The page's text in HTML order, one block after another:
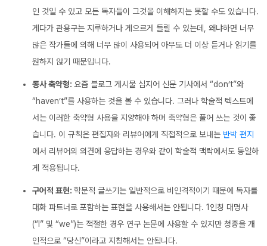
인 것일 수 있고 모든 독자들이 그것을 이해하지는 못할 수도 있습니다.
게다가 관용구는 지루하거나 게으르게 들릴 수 있는데, 왜냐하면 너무
많은 작가들에 의해 너무 많이 사용되어 아무도 더 이상 듣거나 읽기를
원하지 않기 때문입니다.
동사 축약형: 요즘 블로그 게시물 심지어 신문 기사에서 “don’t”와
“haven’t”를 사용하는 것을 볼 수 있습니다. 그러나 학술적 텍스트에
서는 이러한 축약형 사용을 지양해야 하며 축약형은 풀어 쓰는 것이 좋
습니다. 이 규칙은 편집자와 리뷰어에게 직접적으로 보내는 반박 편지
에서 리뷰어의 의견에 응답하는 경우와 같이 학술적 맥락에서도 동일하
게 적용됩니다.
구어적 표현: 학문적 글쓰기는 일반적으로 비인격적이기 때문에 독자를
대화 파트너로 포함하는 표현을 사용해서는 안됩니다. 1인칭 대명사
(“I” 및 “we”)는 적절한 경우 연구 논문에 사용할 수 있지만 청중을 개
인적으로 “당신”이라고 지칭해서는 안됩니다.